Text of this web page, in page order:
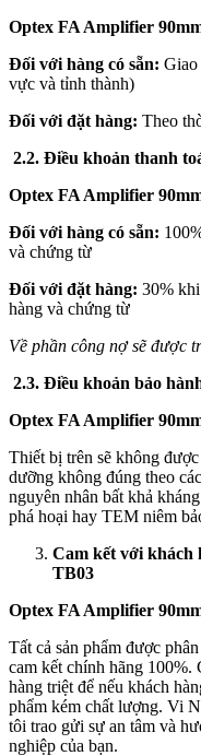
Optex FA Amplifier
Đối với hàng có sẵn: Giao
vực và tỉnh thành)
Đối với đặt hàng: Theo
2.2. Điều khoản thanh
Optex FA Amplifier
Đối với hàng có sẵn:
và chứng từ
Đối với đặt hàng: 30%
hàng và chứng từ
Về phần công nợ sẽ được
2.3. Điều khoản bảo
Optex FA Amplifier
Thiết bị trên sẽ không
dưỡng không đúng theo
nguyên nhân bất khả
phá hoại hay TEM niêm
Cam kết với khách
TB03
Optex FA Amplifier
Tất cả sản phẩm được
cam kết chính hãng 100%.
hàng triệt để nếu khách
phẩm kém chất lượng. Vi
tôi trao gửi sự an tâm và
nghiệp của bạn.